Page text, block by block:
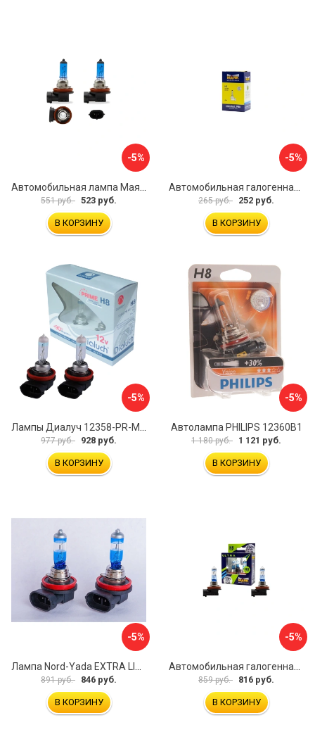
-5%
551 руб. 523 руб.
В КОРЗИНУ
-5%
265 руб. 252 руб.
В КОРЗИНУ
-5%
977 руб. 928 руб.
В КОРЗИНУ
-5%
Автолампа PHILIPS 12360B1
1 180 руб. 1 121 руб.
В КОРЗИНУ
-5%
Лампа Nord-Yada EXTRA LIGHT +50 % 907366
891 руб. 846 руб.
В КОРЗИНУ
-5%
Автомобильная галогенная лампа Маяк 82820WV+150
859 руб. 816 руб.
В КОРЗИНУ